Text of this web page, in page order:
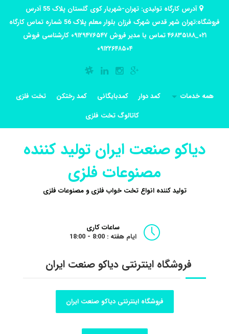
آدرس کارگاه تولیدی: تهران-شهریار کوی گلستان پلاک 55 آدرس
فروشگاه:تهران شهر قدس شهرک فرزان بلوار معلم پلاک 56 شماره تماس کارگاه
۰۲۱_۴۶۸۳۵۱۸۸ تماس با مدیر فروش ۰۹۱۲۹۴۷۶۵۴۷ کارشناسی فروش
۰۹۱۲۲۶۴۸۵۰۴
همه خدمات کمد دوار کمدبایگانی کمد رختکن
تخت فلزی
کاتالوگ تخت فلزی
دیاکو صنعت ایران تولید کننده
مصنوعات فلزی
تولید کننده انواع تخت خواب فلزی و مصنوعات فلزی
ساعات کاری
ایام هفته : 8:00 - 18:00
فروشگاه اینترنتی دیاکو صنعت ایران
فروشگاه اینترنتی دیاکو صنعت ایران